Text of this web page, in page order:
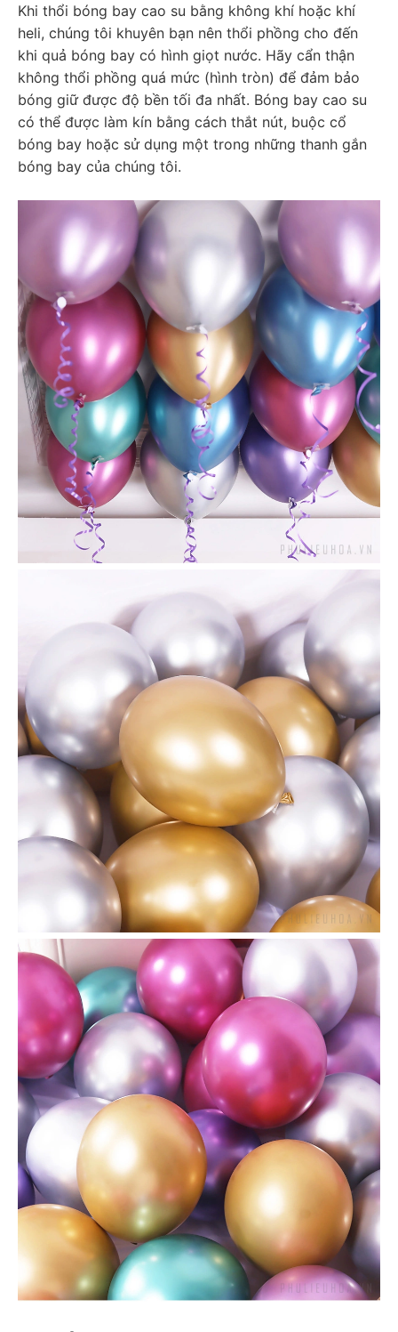
Khi thổi bóng bay cao su bằng không khí hoặc khí
heli, chúng tôi khuyên bạn nên thổi phồng cho đến
khi quả bóng bay có hình giọt nước. Hãy cẩn thận
không thổi phồng quá mức (hình tròn) để đảm bảo
bóng giữ được độ bền tối đa nhất. Bóng bay cao su
có thể được làm kín bằng cách thắt nút, buộc cổ
bóng bay hoặc sử dụng một trong những thanh gắn
bóng bay của chúng tôi.